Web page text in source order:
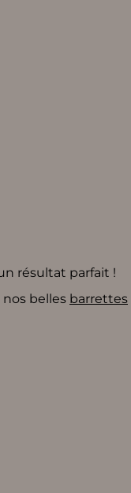
résultat parfait !
belles barrettes